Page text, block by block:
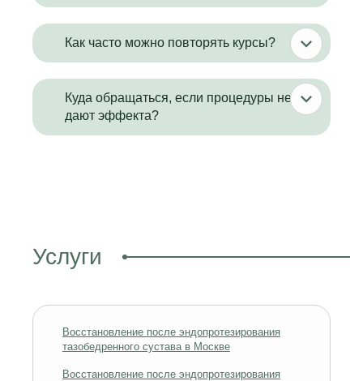
Как часто можно повторять курсы?
Куда обращаться, если процедуры не
дают эффекта?
Услуги
Восстановление после эндопротезирования
тазобедренного сустава в Москве
Восстановление после эндопротезирования